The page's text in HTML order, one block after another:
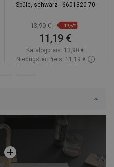
Spüle, schwarz - 6601320-70
13,90 € -19,5%
11,19 €
Katalogpreis: 13,90 €
Niedrigster Preis: 11,19 €